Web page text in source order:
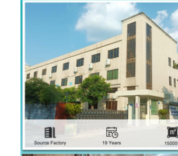
Saída de escritório recessada